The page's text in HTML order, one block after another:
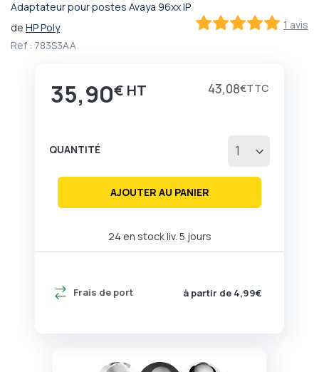
Adaptateur pour postes Avaya 96xx IP
1 avis
de HP Poly
Ref : 783S3AA
Prix
35,90€ 43,08€
24 en stock liv. 5 jours
Frais de port à partir de 4,99€
QUANTITÉ
AJOUTER AU PANIER
Passer
au
début
d’images